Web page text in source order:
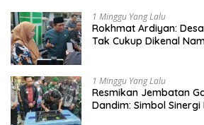
1 Minggu Yang Lalu
Rokhmat Ardiyan:
Tak Cukup Dikenal
1 Minggu Yang Lalu
Resmikan Jembatan
Dandim: Simbol